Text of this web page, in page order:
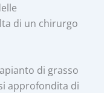
di un chirurgo
di grasso
approfondita di